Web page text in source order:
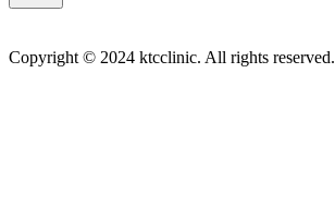
Copyright © 2024 ktcclinic. All rights reserved.